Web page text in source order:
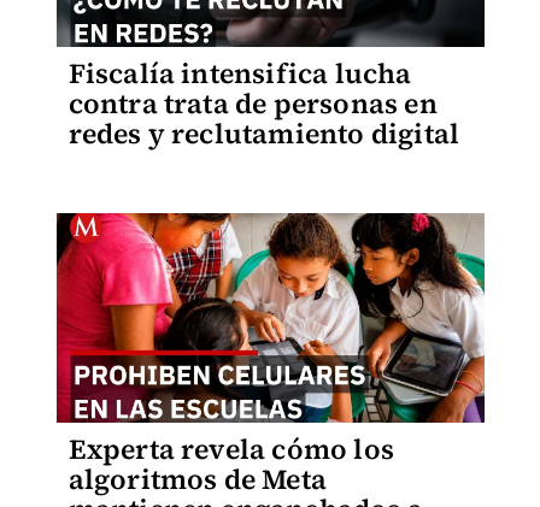
Fiscalía intensifica lucha
contra trata de personas en
redes y reclutamiento digital
Experta revela cómo los
algoritmos de Meta